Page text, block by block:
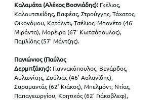
Καλαμάτα (Αλέκος Βοσνιάδης): Γκέλιος,
Καλουτσικίδης, Βαφέας, Στρούγγης, Τάχατος,
Οικονόμου, Κατάλντι, Τσέλιος, Μπονέτο (46′
Μιράντα), Μορέιρα (67′ Κωτσόπουλος),
Παμλίδης (57′ Μάντζης).
Πανιώνιος (Παύλος
Δερμιτζάκης): Γιαννακόπουλος, Βενάρδος,
Αυλωνίτης, Ζούλιας (46′ Ασλανίδης),
Σαραμαντάς (62′ Κιάκος), Μπελμόντ, Ντίας,
Παπαγεωργίου, Κρητικός (62′ Γιάκοβλεφ),